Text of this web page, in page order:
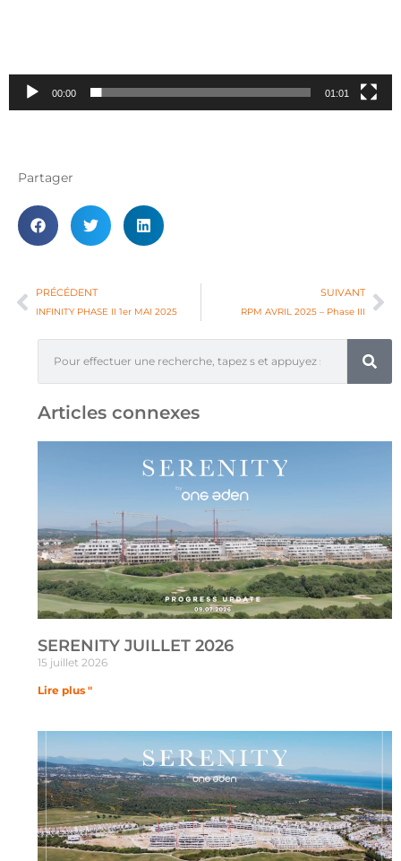
00:00 01:01
Partager
PRÉCÉDENT
INFINITY PHASE II 1er MAI 2025
SUIVANT
RPM AVRIL 2025 – Phase III
Articles connexes
SERENITY JUILLET 2026
15 juillet 2026
Lire plus "